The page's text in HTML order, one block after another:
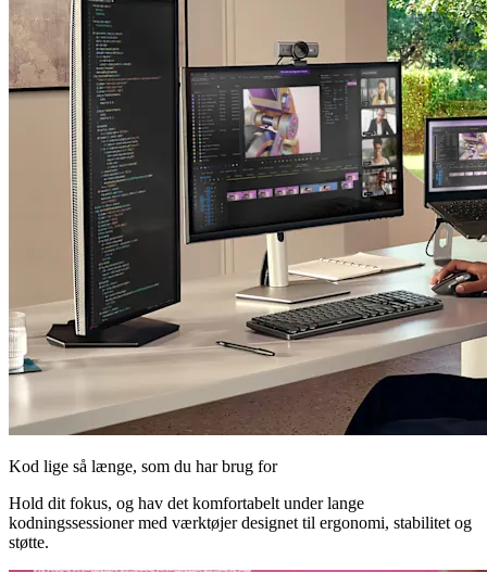
Kod lige så længe, som du har brug for
Hold dit fokus, og hav det komfortabelt under lange
kodningssessioner med værktøjer designet til ergonomi, stabilitet og
støtte.